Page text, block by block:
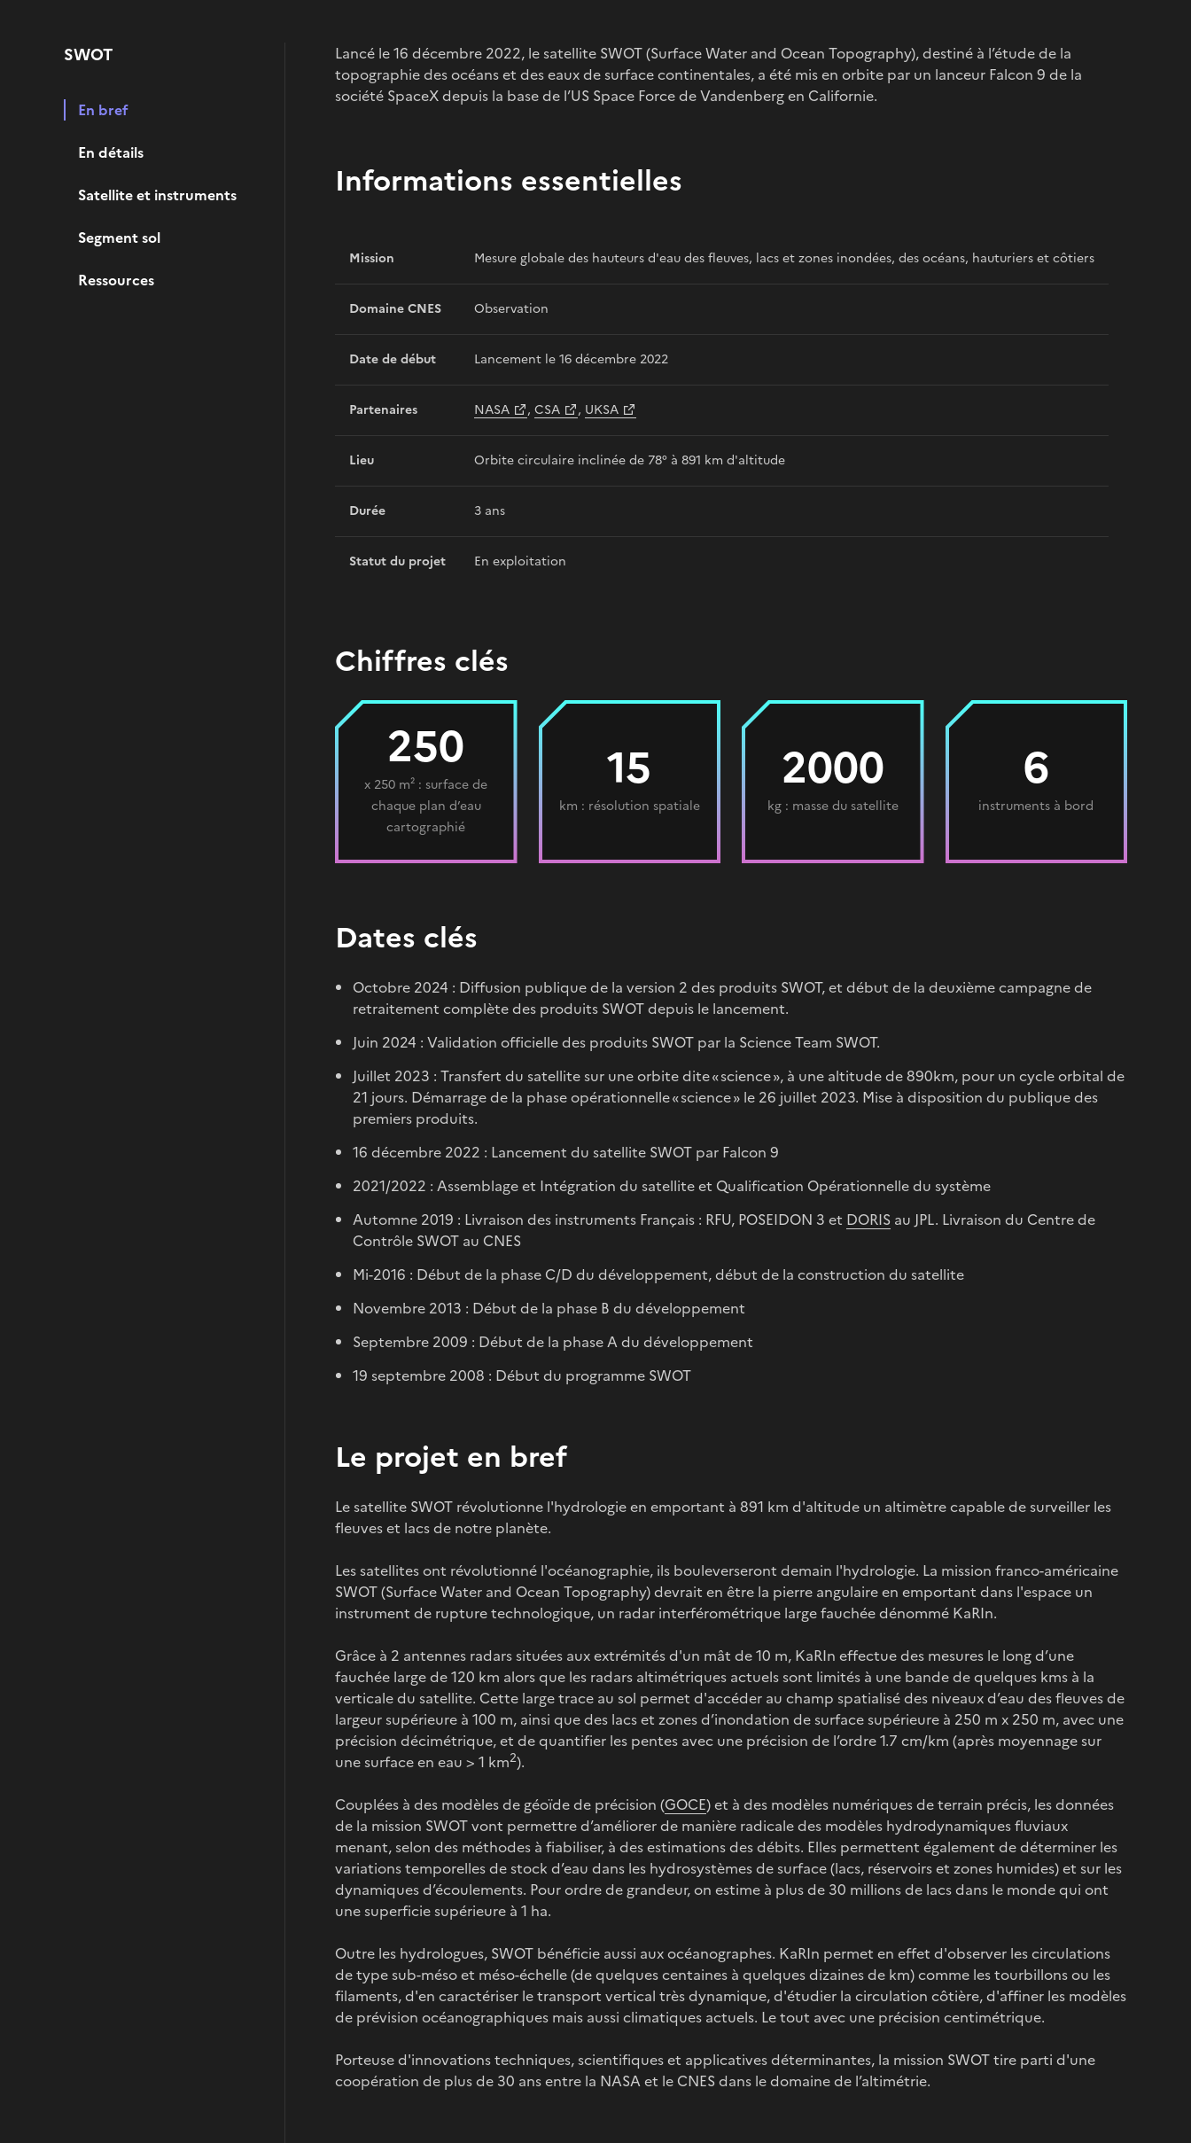
SWOT
En bref
En détails
Satellite et instruments
Segment sol
Ressources
Lancé le 16 décembre 2022, le satellite SWOT (Surface Water and Ocean Topography), destiné à l’étude de la
topographie des océans et des eaux de surface continentales, a été mis en orbite par un lanceur Falcon 9 de la
société SpaceX depuis la base de l’US Space Force de Vandenberg en Californie.
Informations essentielles
Mission Mesure globale des hauteurs d'eau des fleuves, lacs et zones inondées, des océans, hauturiers et côtiers
Domaine CNES Observation
Date de début Lancement le 16 décembre 2022
Partenaires NASA , CSA , UKSA
Lieu Orbite circulaire inclinée de 78° à 891 km d'altitude
Durée 3 ans
Statut du projet En exploitation
Chiffres clés
250
x 250 m² : surface de
chaque plan d’eau
cartographié
15
km : résolution spatiale
2000
kg : masse du satellite
6
instruments à bord
Dates clés
Octobre 2024 : Diffusion publique de la version 2 des produits SWOT, et début de la deuxième campagne de
retraitement complète des produits SWOT depuis le lancement.
Juin 2024 : Validation officielle des produits SWOT par la Science Team SWOT.
Juillet 2023 : Transfert du satellite sur une orbite dite « science », à une altitude de 890km, pour un cycle orbital de
21 jours. Démarrage de la phase opérationnelle « science » le 26 juillet 2023. Mise à disposition du publique des
premiers produits.
16 décembre 2022 : Lancement du satellite SWOT par Falcon 9
2021/2022 : Assemblage et Intégration du satellite et Qualification Opérationnelle du système
Automne 2019 : Livraison des instruments Français : RFU, POSEIDON 3 et DORIS au JPL. Livraison du Centre de
Contrôle SWOT au CNES
Mi-2016 : Début de la phase C/D du développement, début de la construction du satellite
Novembre 2013 : Début de la phase B du développement
Septembre 2009 : Début de la phase A du développement
19 septembre 2008 : Début du programme SWOT
Le projet en bref
Le satellite SWOT révolutionne l'hydrologie en emportant à 891 km d'altitude un altimètre capable de surveiller les
fleuves et lacs de notre planète.
Les satellites ont révolutionné l'océanographie, ils bouleverseront demain l'hydrologie. La mission franco-américaine
SWOT (Surface Water and Ocean Topography) devrait en être la pierre angulaire en emportant dans l'espace un
instrument de rupture technologique, un radar interférométrique large fauchée dénommé KaRIn.
Grâce à 2 antennes radars situées aux extrémités d'un mât de 10 m, KaRIn effectue des mesures le long d’une
fauchée large de 120 km alors que les radars altimétriques actuels sont limités à une bande de quelques kms à la
verticale du satellite. Cette large trace au sol permet d'accéder au champ spatialisé des niveaux d’eau des fleuves de
largeur supérieure à 100 m, ainsi que des lacs et zones d’inondation de surface supérieure à 250 m x 250 m, avec une
précision décimétrique, et de quantifier les pentes avec une précision de l’ordre 1.7 cm/km (après moyennage sur
une surface en eau > 1 km2).
Couplées à des modèles de géoïde de précision (GOCE) et à des modèles numériques de terrain précis, les données
de la mission SWOT vont permettre d’améliorer de manière radicale des modèles hydrodynamiques fluviaux
menant, selon des méthodes à fiabiliser, à des estimations des débits. Elles permettent également de déterminer les
variations temporelles de stock d’eau dans les hydrosystèmes de surface (lacs, réservoirs et zones humides) et sur les
dynamiques d’écoulements. Pour ordre de grandeur, on estime à plus de 30 millions de lacs dans le monde qui ont
une superficie supérieure à 1 ha.
Outre les hydrologues, SWOT bénéficie aussi aux océanographes. KaRIn permet en effet d'observer les circulations
de type sub-méso et méso-échelle (de quelques centaines à quelques dizaines de km) comme les tourbillons ou les
filaments, d'en caractériser le transport vertical très dynamique, d'étudier la circulation côtière, d'affiner les modèles
de prévision océanographiques mais aussi climatiques actuels. Le tout avec une précision centimétrique.
Porteuse d'innovations techniques, scientifiques et applicatives déterminantes, la mission SWOT tire parti d'une
coopération de plus de 30 ans entre la NASA et le CNES dans le domaine de l’altimétrie.